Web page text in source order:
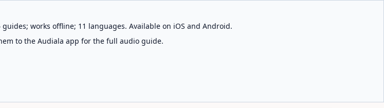
works offline; 11 languages. Available on iOS and Android.
to the Audiala app for the full audio guide.